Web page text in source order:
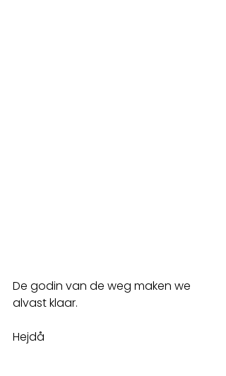
De godin van de weg maken we
alvast klaar.
Hejdå